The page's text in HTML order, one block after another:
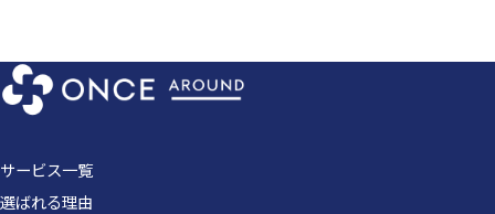
サービス一覧
選ばれる理由